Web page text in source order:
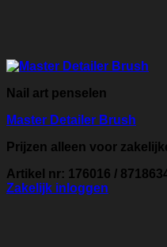
Nail art penselen
Master Detailer Brush
Prijzen alleen voor
Artikel nr: 176016 /
Zakelijk inloggen